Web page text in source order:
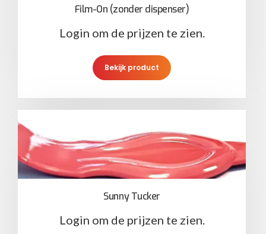
Film-On (zonder dispenser)
Login om de prijzen te zien.
Bekijk product
Sunny Tucker
Login om de prijzen te zien.